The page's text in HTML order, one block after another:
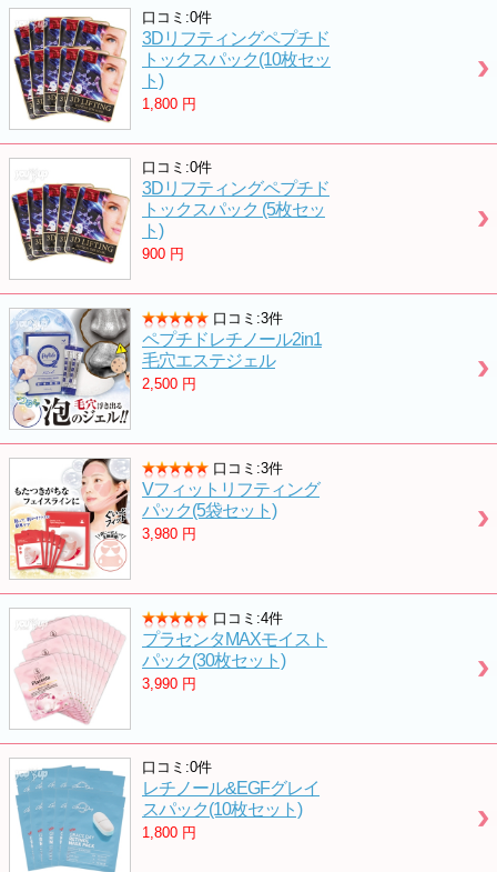
口コミ:0件
3Dリフティングペプチド
トックスパック(10枚セッ
ト)
1,800 円
口コミ:0件
3Dリフティングペプチド
トックスパック (5枚セッ
ト)
900 円
口コミ:3件
ペプチドレチノール2in1
毛穴エステジェル
2,500 円
口コミ:3件
Vフィットリフティング
パック(5袋セット)
3,980 円
口コミ:4件
プラセンタMAXモイスト
パック(30枚セット)
3,990 円
口コミ:0件
レチノール&EGFグレイ
スパック(10枚セット)
1,800 円